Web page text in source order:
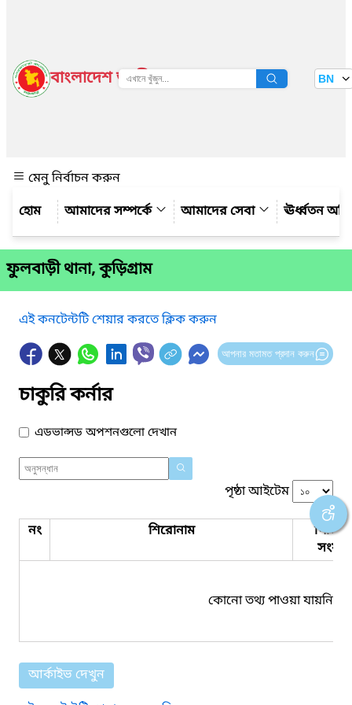
বাংলাদেশ জাতীয় তথ্য বাতায়ন BN
মেনু নির্বাচন করুন
আমাদের সম্পর্কে
আমাদের সেবা ঊর্ধ্বতন
ফুলবাড়ী থানা, কুড়িগ্রাম
এই কনটেন্টটি শেয়ার করতে ক্লিক করুন
আপনার মতামত প্রদান করুন
চাকুরি কর্নার
এডভান্সড অপশনগুলো দেখান
পৃষ্ঠা আইটেম
নং শিরোনাম
কোনো তথ্য পাওয়া যায়নি।
আর্কাইভ দেখুন